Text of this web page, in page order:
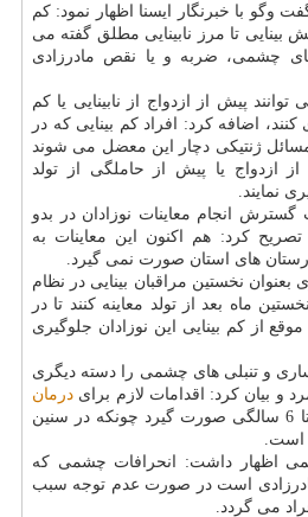
وگو با خبرنگار ایسنا اظهار نمود: كم
بینایی تا مرز نابینایی مطلق گفته می
چشمی، ضربه و یا نقص مادرزادی
پیش از ازدواج از نابینایی یا كم
اضافه كرد: افراد كم بینایی كه در
مسائل ژنتیكی دچار این معضل می شوند
ازدواج یا پیش از حاملگی از تولد
نمایند.
گسترش انجام معاینات نوزادان در بدو
تصریح كرد: هم اكنون این معاینات به
های استان صورت نمی گیرد.
بعنوان نخستین مراقبان بینایی در نظام
ماه بعد از تولد معاینه كنند تا در
موقع از كم بینایی این نوزادان جلوگیری
و تنبلی های چشمی را دسته دیگری
و بیان كرد: اقدامات لازم برای درمان
تنبلی چشم باید در سنین 3 تا 6 سالگی صورت گیرد چونكه در سنین
است.
اظهار داشت: انحرافات چشمی كه
است در صورت عدم توجه سبب
می گردد.